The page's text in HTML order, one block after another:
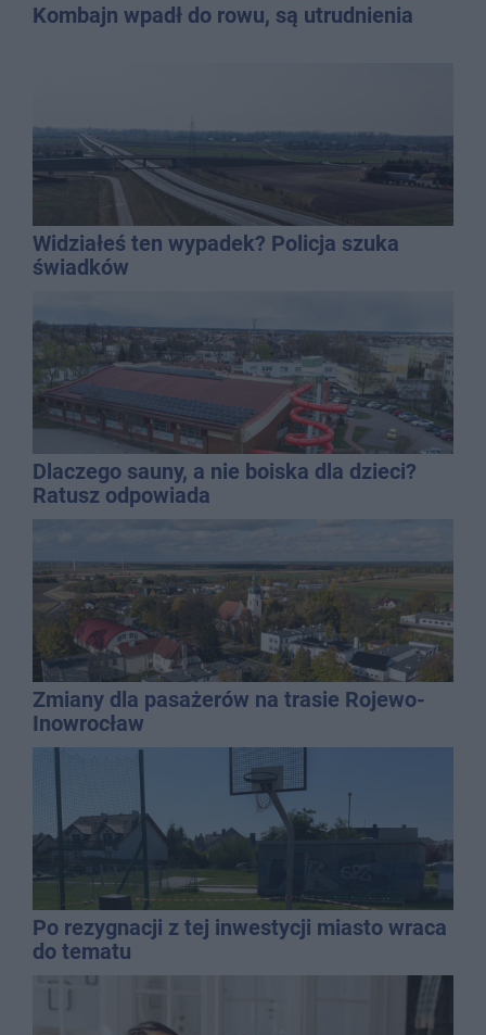
Kombajn wpadł do rowu, są utrudnienia
Widziałeś ten wypadek? Policja szuka
świadków
Dlaczego sauny, a nie boiska dla dzieci?
Ratusz odpowiada
Zmiany dla pasażerów na trasie Rojewo-
Inowrocław
Po rezygnacji z tej inwestycji miasto wraca
do tematu